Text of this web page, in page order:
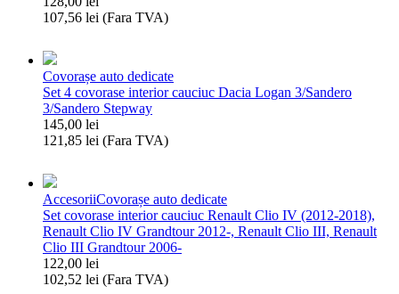
107,56 lei (Fara TVA)
Set
4
covorase
interior
cauciuc
Opel
Astra
2005-
Covorașe auto dedicate
Set 4 covorase interior cauciuc Dacia Logan 3/Sandero
3/Sandero Stepway
145,00 lei
121,85 lei (Fara TVA)
Set
4
covorase
interior
cauciuc
Dacia
Logan
3/Sandero
AccesoriiCovorașe auto dedicate
Set covorase interior cauciuc Renault Clio IV (2012-2018),
Renault Clio IV Grandtour 2012-, Renault Clio III, Renault
Clio III Grandtour 2006-
122,00 lei
102,52 lei (Fara TVA)